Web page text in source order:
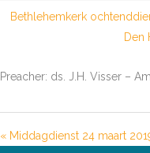
Bethlehemkerk
Den
Preacher: ds. J.H. Visser –
« Middagdienst 24 maart